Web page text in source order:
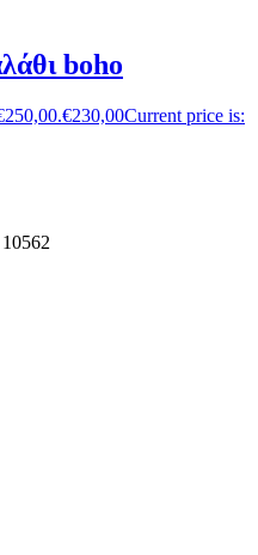
boho
€230,00Current price is: